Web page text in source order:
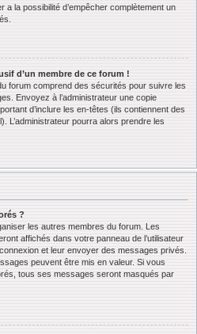
la possibilité d’empêcher complètement un
d’un membre de ce forum !
forum comprend des sécurités pour suivre les
Envoyez à l’administrateur une copie
d’inclure les en-têtes (ils contiennent des
L’administrateur pourra alors prendre les
?
les autres membres du forum. Les
affichés dans votre panneau de l’utilisateur
et leur envoyer des messages privés.
peuvent être mis en valeur. Si vous
tous ses messages seront masqués par